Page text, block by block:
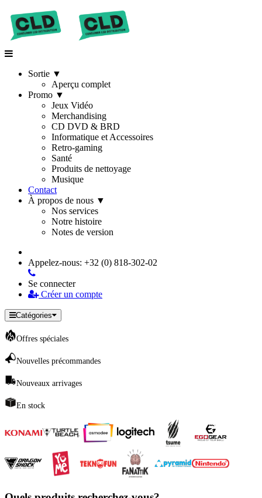
Sortie ▼
Aperçu complet
Promo ▼
Jeux Vidéo
Merchandising
CD DVD & BRD
Informatique et Accessoires
Retro-gaming
Santé
Produits de nettoyage
Musique
Contact
À propos de nous ▼
Nos services
Notre histoire
Notes de version
Appelez-nous: +32 (0) 818-302-02
Se connecter
Créer un compte
Catégories
Offres spéciales
Nouvelles précommandes
Nouveaux arrivages
En stock